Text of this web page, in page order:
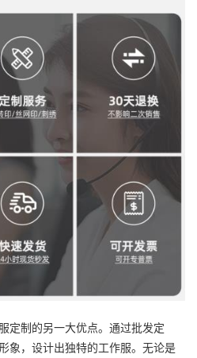
定制的另一大优点。通过批发定
象，设计出独特的工作服。无论是